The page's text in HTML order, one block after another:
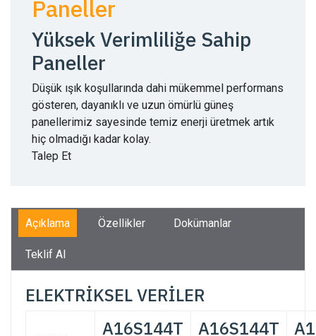
Paneller
Yüksek Verimliliğe Sahip
Paneller
Düşük ışık koşullarında dahi mükemmel performans
gösteren, dayanıklı ve uzun ömürlü güneş
panellerimiz sayesinde temiz enerji üretmek artık
hiç olmadığı kadar kolay.
Talep Et
Açıklama Özellikler Dokümanlar
Teklif Al
ELEKTRİKSEL VERİLER
A16S144T A16S144T